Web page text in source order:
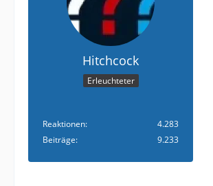
Hitchcock
Erleuchteter
Reaktionen
4.283
Beiträge
9.233